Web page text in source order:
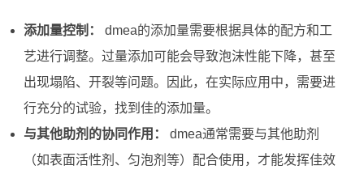
添加量控制：
dmea的添加量需要根据具体的配方和工
艺进行调整。过量添加可能会导致泡沫性能下降，甚至
出现塌陷、开裂等问题。因此，在实际应用中，需要进
行充分的试验，找到佳的添加量。
与其他助剂的协同作用：
dmea通常需要与其他助剂
（如表面活性剂、匀泡剂等）配合使用，才能发挥佳效